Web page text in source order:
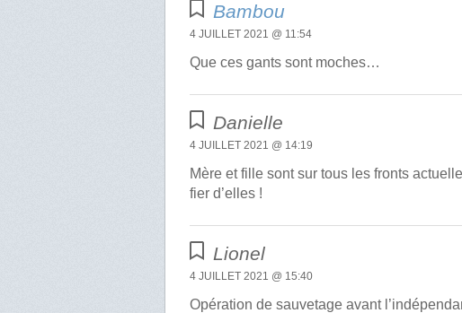
Bambou
4 JUILLET 2021 @ 11:54
Que ces gants sont moches…
Danielle
4 JUILLET 2021 @ 14:19
Mère et fille sont sur tous les fronts
fier d’elles !
Lionel
4 JUILLET 2021 @ 15:40
Opération de sauvetage avant